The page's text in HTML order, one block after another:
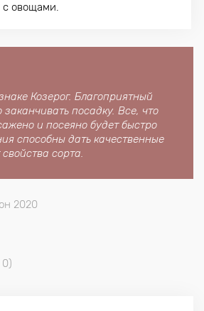
с овощами.
Козерог. Благоприятный
посадку. Все, что
и посеяно будет быстро
способны дать качественные
сорта.
2020
0)